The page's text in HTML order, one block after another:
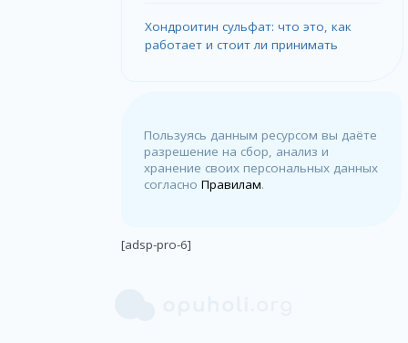
Хондроитин сульфат: что это, как
работает и стоит ли принимать
Пользуясь данным ресурсом вы даёте
разрешение на сбор, анализ и
хранение своих персональных данных
согласноПравилам.
[adsp-pro-6]